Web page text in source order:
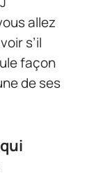
allez
s’il
façon
de ses